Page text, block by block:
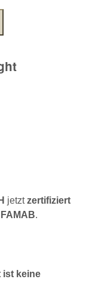
jetztzertifiziert
.
ist keine